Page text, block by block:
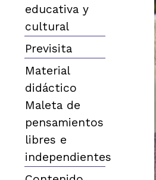
educativa y
cultural
Previsita
Material
didáctico
Maleta de
pensamientos
libres e
independientes